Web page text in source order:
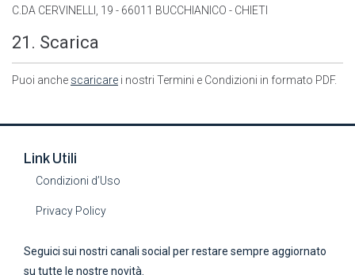
C.DA CERVINELLI, 19 - 66011 BUCCHIANICO - CHIETI
21. Scarica
Puoi anche scaricare i nostri Termini e Condizioni in formato PDF.
Link Utili
Condizioni d’Uso
Privacy Policy
Seguici sui nostri canali social per restare sempre aggiornato
su tutte le nostre novità.